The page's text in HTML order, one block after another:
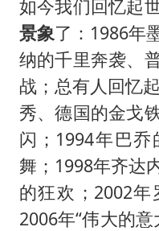
如今我们回忆起
景象了：1986年
纳的千里奔袭、
战；总有人回忆
秀、德国的金戈
闪；1994年巴
舞；1998年齐达
的狂欢；2002年
2006年“伟大的